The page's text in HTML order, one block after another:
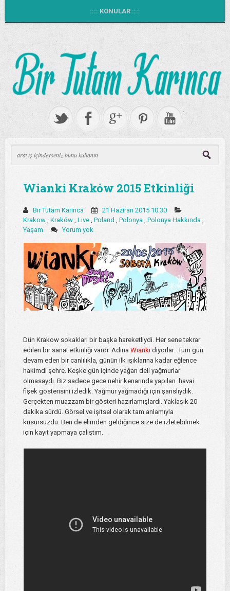
:::: KONULAR ::::
Wianki Kraków 2015 Etkinliği
Bir Tutam Karınca
21 Haziran 2015 10:30
Krakow Kraków Live Poland Polonya Polonya Hakkında
Yaşam
Yorum yok
Dün Krakow sokakları bir başka hareketliydi. Her sene tekrar
edilen bir sanat etkinliği vardı. Adına Wianki diyorlar. Tüm gün
devam eden bir canlılıkla, günün ilk ışıklarına kadar eğlence
hakimdi şehre. Keşke gün içinde yağan deli yağmurlar
olmasaydı. Biz sadece gece nehir kenarında yapılan havai
fişek gösterisini izledik. Yağmur yağmadığı için şanslıydık.
Gerçekten muazzam bir gösteri hazırlamışlardı. Yaklaşık 20
dakika sürdü. Görsel ve işitsel olarak tam anlamıyla
kusursuzdu. Ben de elimden geldiğince size de izletebilmek
için kayıt yapmaya çalıştım.